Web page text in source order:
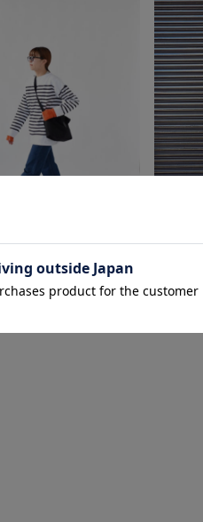
ｒｉｎｏ
SUPER SHOP 松江店
156cm